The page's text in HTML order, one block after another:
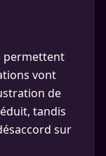
permettent
vont
de
tandis
sur